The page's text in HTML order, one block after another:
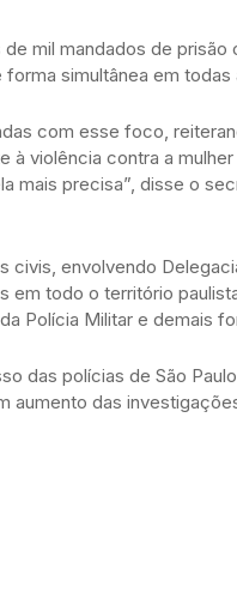
mil mandados de prisão
simultânea em
com esse foco,
à violência contra a
mais precisa”, disse o
civis, envolvendo
em todo o território
Polícia Militar e demais
das polícias de São
aumento das